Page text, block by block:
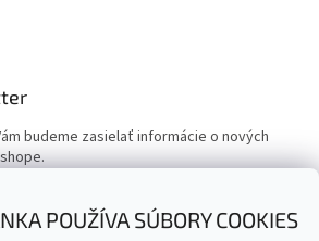
POUŽÍVA SÚBORY COOKIES
budeme zasielať informácie o nových